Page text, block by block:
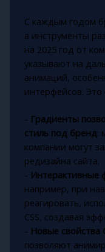
С каждым годом
а инструменты
на 2025 год от
указывают на
анимаций,
интерфейсов. Это
- Градиенты
стиль под бренд:
компании могут
редизайна сайта.
- Интерактивные
например, при
реагировать,
CSS, создавая
- Новые свойства
позволяют